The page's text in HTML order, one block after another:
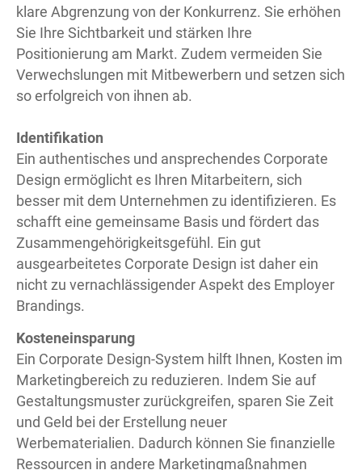
klare Abgrenzung von der Konkurrenz. Sie erhöhen
Sie Ihre Sichtbarkeit und stärken Ihre
Positionierung am Markt. Zudem vermeiden Sie
Verwechslungen mit Mitbewerbern und setzen sich
so erfolgreich von ihnen ab.
Identifikation
Ein authentisches und ansprechendes Corporate
Design ermöglicht es Ihren Mitarbeitern, sich
besser mit dem Unternehmen zu identifizieren. Es
schafft eine gemeinsame Basis und fördert das
Zusammengehörigkeitsgefühl. Ein gut
ausgearbeitetes Corporate Design ist daher ein
nicht zu vernachlässigender Aspekt des Employer
Brandings.
Kosteneinsparung
Ein Corporate Design-System hilft Ihnen, Kosten im
Marketingbereich zu reduzieren. Indem Sie auf
Gestaltungsmuster zurückgreifen, sparen Sie Zeit
und Geld bei der Erstellung neuer
Werbematerialien. Dadurch können Sie finanzielle
Ressourcen in andere Marketingmaßnahmen